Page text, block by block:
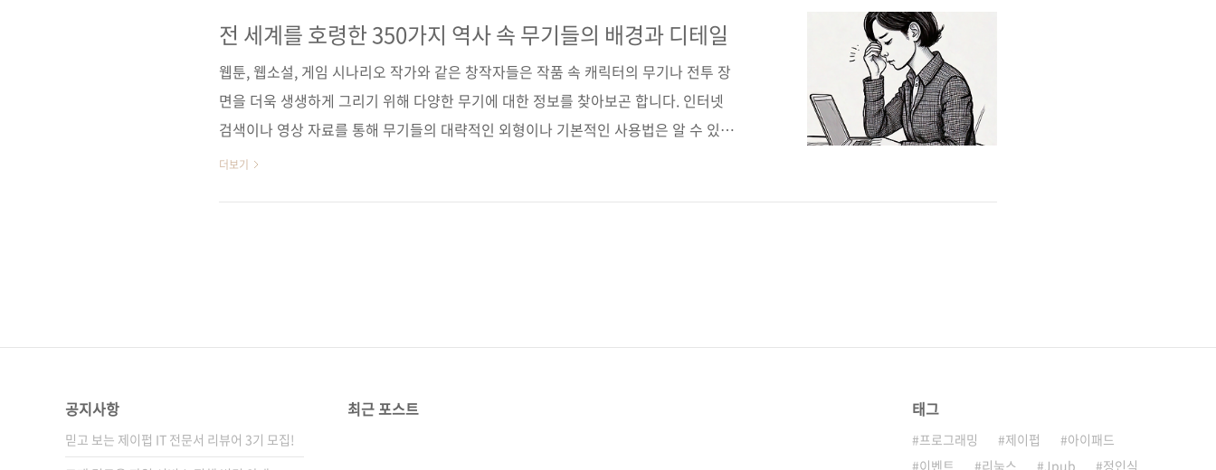
상무구연구회옮긴이 구수영감수자 (없음)시리즈 창작자의 작업실출판일 2024년 10월
전 세계를 호령한 350가지 역사 속 무기들의 배경과 디테일
웹툰, 웹소설, 게임 시나리오 작가와 같은 창작자들은 작품 속 캐릭터의 무기나 전투 장
면을 더욱 생생하게 그리기 위해 다양한 무기에 대한 정보를 찾아보곤 합니다. 인터넷
검색이나 영상 자료를 통해 무기들의 대략적인 외형이나 기본적인 사용법은 알 수 있지
만, 막상 스토리에 구체적으로 적용하려고 하면 세부 정보가 부족하거나, 단순한 정보
더보기
공지사항
믿고 보는 제이펍 IT 전문서 리뷰어 3기 모집!
최근 포스트 태그
프로그래밍 제이펍
아이패드
이벤트
리눅스 Jpub
정인식